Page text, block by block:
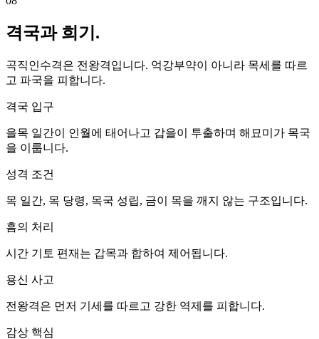
격국과 희기.
곡직인수격은 전왕격입니다. 억강부약이 아니라 목세를 따르
고 파국을 피합니다.
격국 입구
을목 일간이 인월에 태어나고 갑을이 투출하며 해묘미가 목국
을 이룹니다.
성격 조건
목 일간, 목 당령, 목국 성립, 금이 목을 깨지 않는 구조입니다.
흠의 처리
시간 기토 편재는 갑목과 합하여 제어됩니다.
용신 사고
전왕격은 먼저 기세를 따르고 강한 역제를 피합니다.
감상 핵심